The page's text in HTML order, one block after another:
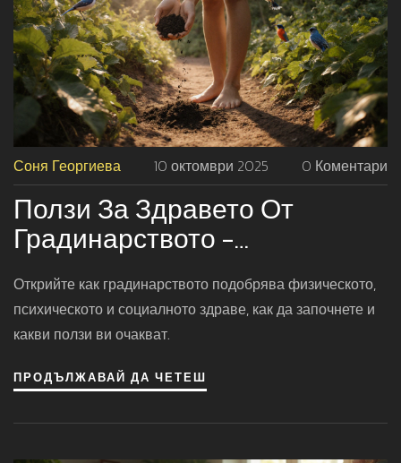
Соня Георгиева 10 октомври 2025 0 Коментари
Ползи За Здравето От
Градинарството -
Терапевтично И
Релаксиращо
Открийте как градинарството подобрява физическото,
психическото и социалното здраве, как да започнете и
какви ползи ви очакват.
ПРОДЪЛЖАВАЙ ДА ЧЕТЕШ